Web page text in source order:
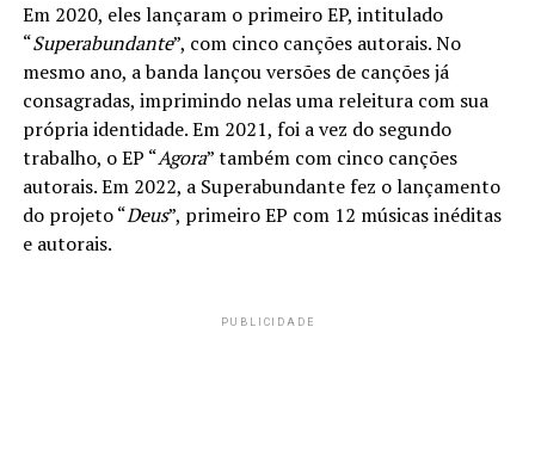
Em 2020, eles lançaram o primeiro EP, intitulado
“Superabundante”, com cinco canções autorais. No
mesmo ano, a banda lançou versões de canções já
consagradas, imprimindo nelas uma releitura com sua
própria identidade. Em 2021, foi a vez do segundo
trabalho, o EP “Agora” também com cinco canções
autorais. Em 2022, a Superabundante fez o lançamento
do projeto “Deus”, primeiro EP com 12 músicas inéditas
e autorais.
PUBLICIDADE